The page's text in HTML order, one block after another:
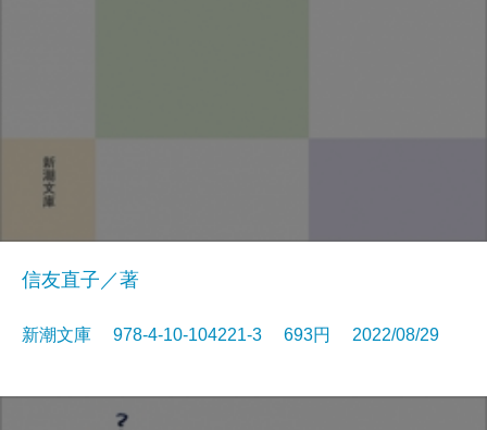
信友直子／著
新潮文庫 978-4-10-104221-3 693円 2022/08/29